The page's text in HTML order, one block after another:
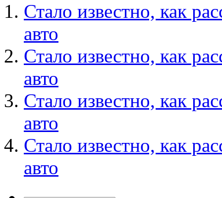
Стало известно, как
авто
Стало известно, как
авто
Стало известно, как
авто
Стало известно, как
авто